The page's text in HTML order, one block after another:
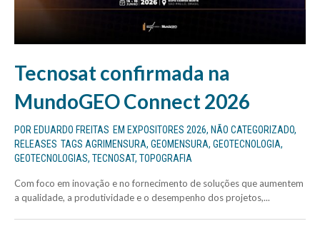
Tecnosat confirmada na
MundoGEO Connect 2026
POR EDUARDO FREITAS EM EXPOSITORES 2026, NÃO CATEGORIZADO,
RELEASES TAGS AGRIMENSURA, GEOMENSURA, GEOTECNOLOGIA,
GEOTECNOLOGIAS, TECNOSAT, TOPOGRAFIA
Com foco em inovação e no fornecimento de soluções que aumentem
a qualidade, a produtividade e o desempenho dos projetos,...